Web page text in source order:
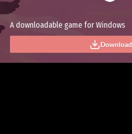
A downloadable game for Windows
Download